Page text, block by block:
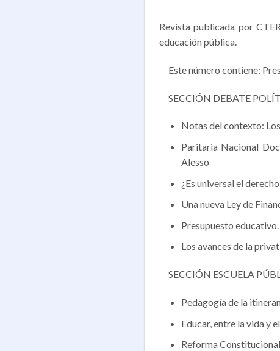
Revista publicada por
educación pública.
Este número contiene:
SECCIÓN DEBATE
Notas del contexto:
Paritaria Nacional
Alesso
¿Es universal el
Una nueva Ley de
Presupuesto
Los avances de la
SECCIÓN ESCUELA
Pedagogía de la
Educar, entre la vida y
Reforma